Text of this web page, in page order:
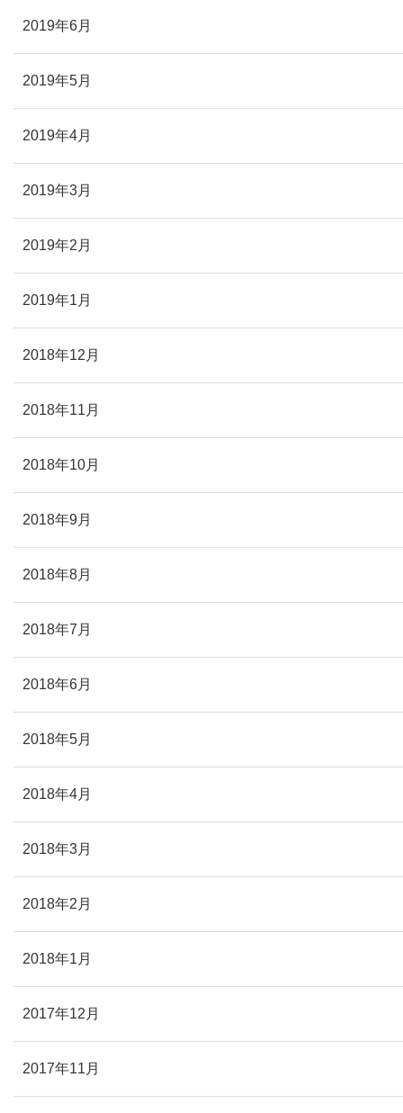
2019年6月
2019年5月
2019年4月
2019年3月
2019年2月
2019年1月
2018年12月
2018年11月
2018年10月
2018年9月
2018年8月
2018年7月
2018年6月
2018年5月
2018年4月
2018年3月
2018年2月
2018年1月
2017年12月
2017年11月